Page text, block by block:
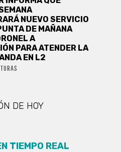
NUEVO SERVICIO
DE MAÑANA
A
PARA ATENDER LA
EN L2
DE HOY
TIEMPO REAL